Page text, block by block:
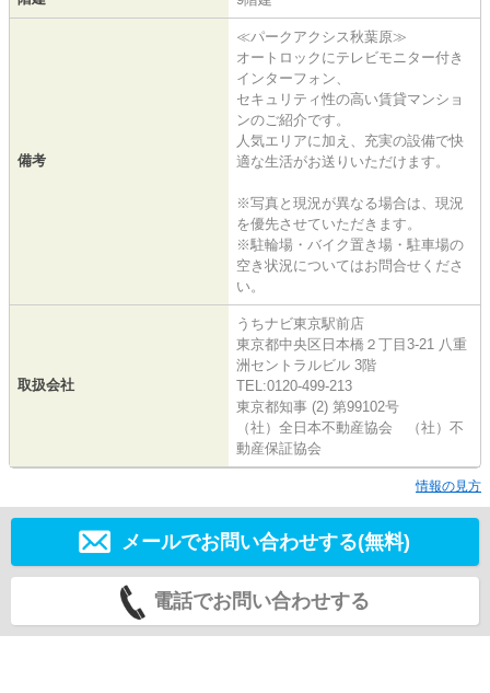
備考
≪パークアクシス秋葉原≫
オートロックにテレビモニター付き
インターフォン、
セキュリティ性の高い賃貸マンショ
ンのご紹介です。
人気エリアに加え、充実の設備で快
適な生活がお送りいただけます。
※写真と現況が異なる場合は、現況
を優先させていただきます。
※駐輪場・バイク置き場・駐車場の
空き状況についてはお問合せくださ
い。
取扱会社
うちナビ東京駅前店
東京都中央区日本橋２丁目3-21 八重
洲セントラルビル 3階
TEL:0120-499-213
東京都知事 (2) 第99102号
（社）全日本不動産協会 （社）不
動産保証協会
情報の見方
メールでお問い合わせする(無料)
電話でお問い合わせする